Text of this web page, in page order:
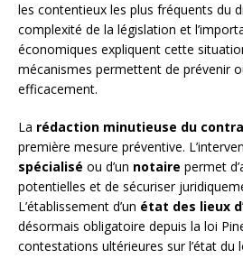
les contentieux les plus fréquents du
complexité de la législation et
économiques expliquent cette
mécanismes permettent de prévenir
efficacement.
La rédaction minutieuse du
première mesure préventive.
spécialisé ou d’un notaire permet
potentielles et de sécuriser
L’établissement d’un état des lieux
désormais obligatoire depuis la loi
contestations ultérieures sur l’état du